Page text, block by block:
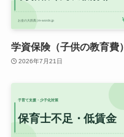
学資保険（子供の教育費）
2026年7月21日